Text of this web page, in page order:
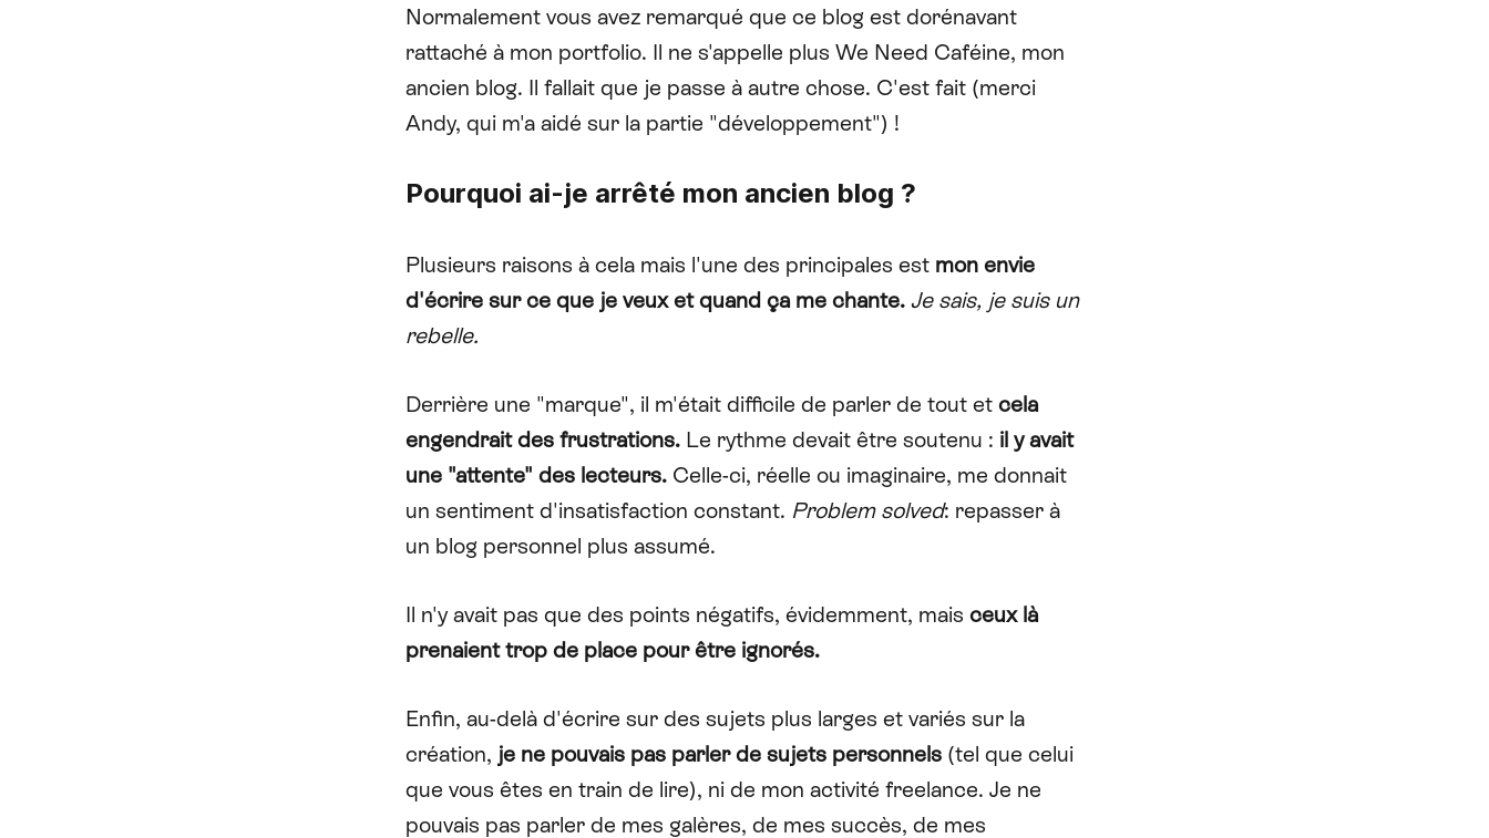
Normalement vous avez remarqué que ce blog est dorénavant
rattaché à mon portfolio. Il ne s'appelle plus We Need Caféine, mon
ancien blog. Il fallait que je passe à autre chose. C'est fait (merci
Andy, qui m'a aidé sur la partie "développement") !
Pourquoi ai-je arrêté mon ancien blog ?
Plusieurs raisons à cela mais l'une des principales est mon envie
d'écrire sur ce que je veux et quand ça me chante. Je sais, je suis un
rebelle.
Derrière une "marque", il m'était difficile de parler de tout et cela
engendrait des frustrations.Le rythme devait être soutenu : il y avait
une "attente" des lecteurs.Celle-ci, réelle ou imaginaire, me donnait
un sentiment d'insatisfaction constant. Problem solved: repasser à
un blog personnel plus assumé.
Il n'y avait pas que des points négatifs, évidemment, mais ceux là
prenaient trop de place pour être ignorés.
Enfin, au-delà d'écrire sur des sujets plus larges et variés sur la
création, je ne pouvais pas parler de sujets personnels(tel que celui
que vous êtes en train de lire), ni de mon activité freelance. Je ne
pouvais pas parler de mes galères, de mes succès, de mes